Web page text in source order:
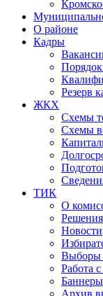
О районе
Кадры
Резерв
ЖКХ
Схемы
Схемы
ТИК
О
Решения
Новости
Выборы
Работа
Архив